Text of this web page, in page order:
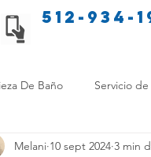
512-934-
De Baño Servicio
para mascotas
Melani 10 sept 2024 3 min